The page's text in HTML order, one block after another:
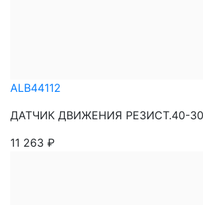
ALB44112
ДАТЧИК ДВИЖЕНИЯ РЕЗИСТ.40-
11 263 ₽